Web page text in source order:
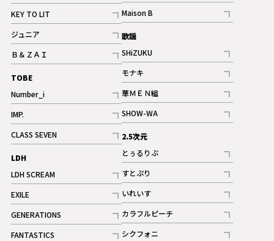
記事
KEY TO LIT
記事
ジュニア
記事
Ｂ＆ＺＡＩ
記事
TOBE
Number_i
記事
IMP.
記事
CLASS SEVEN
記事
LDH
LDH SCREAM
記事
EXILE
記事
GENERATIONS
記事
FANTASTICS
記事
ギャラリー
Maison B
記事
歌謡
SHiZUKU
記事
モナキ
記事
華ＭＥＮ組
記事
SHOW-WA
記事
2.5次元
とぅるりぶ
記事
すとぷり
記事
ギャラリー
いれいす
記事
ギャラリー
カラフルピーチ
記事
シクフォニ